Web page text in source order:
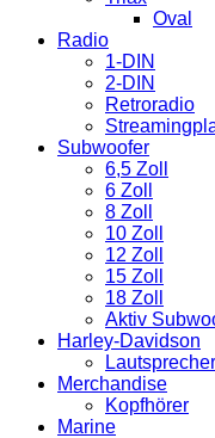
Oval
Radio
1-DIN
2-DIN
Retroradio
Subwoofer
6,5 Zoll
6 Zoll
8 Zoll
10 Zoll
12 Zoll
15 Zoll
18 Zoll
Aktiv
Harley-Davidson
Lautsprecher
Merchandise
Kopfhörer
Marine